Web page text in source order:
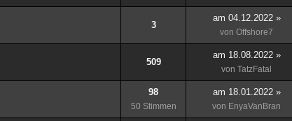
3
am 04.12.2022 »
von Offshore7
509
am 18.08.2022 »
von TatzFatal
98
50 Stimmen
am 18.01.2022 »
von EnyaVanBran